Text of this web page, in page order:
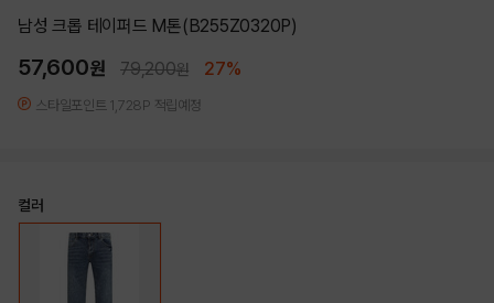
남성 크롭 테이퍼드 M톤(B255Z0320P)
57,600원 79,200원 27%
스타일포인트 1,728P 적립예정
컬러